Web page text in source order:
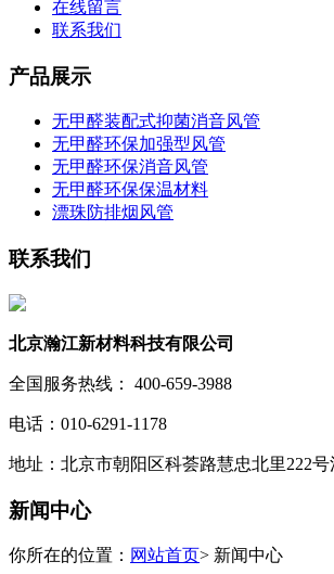
在线留言
联系我们
产品展示
无甲醛装配式抑菌消音风管
无甲醛环保加强型风管
无甲醛环保消音风管
无甲醛环保保温材料
漂珠防排烟风管
联系我们
北京瀚江新材料科技有限公司
全国服务热线： 400-659-3988
电话：010-6291-1178
地址：北京市朝阳区科荟路慧忠北里222
新闻中心
你所在的位置： 网站首页> 新闻中心